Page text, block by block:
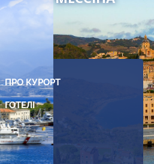
ПРО КУРОРТ